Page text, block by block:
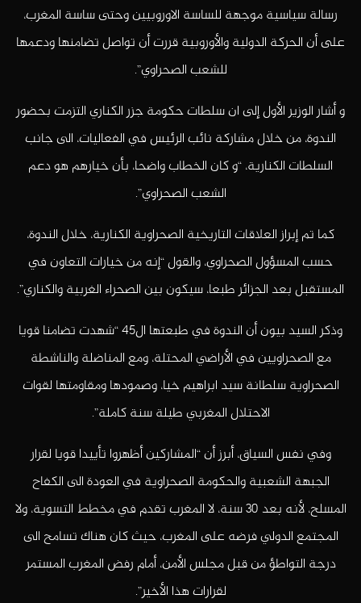
رسالة سياسية موجهة للساسة الاوروبيين وحتى ساسة المغرب،
على أن الحركة الدولية والأوروبية قررت أن تواصل تضامنها ودعمها
للشعب الصحراوي”.
و أشار الوزير الأول إلى ان سلطات حكومة جزر الكناري التزمت بحضور
الندوة، من خلال مشاركة نائب الرئيس في الفعاليات، الى جانب
السلطات الكنارية، “و كان الخطاب واضحا، بأن خيارهم هو دعم
الشعب الصحراوي”.
كما تم إبراز العلاقات التاريخية الصحراوية الكنارية، خلال الندوة،
حسب المسؤول الصحراوي، والقول “إنه من خيارات التعاون في
المستقبل بعد الجزائر طبعا، سيكون بين الصحراء الغربية والكناري”.
وذكر السيد بيون أن الندوة في طبعتها ال45 “شهدت تضامنا قويا
مع الصحراويين في الأراضي المحتلة، ومع المناضلة والناشطة
الصحراوية سلطانة سيد ابراهيم خيا، وصمودها ومقاومتها لقوات
الاحتلال المغربي طيلة سنة كاملة”.
وفي نفس السياق، أبرز أن “المشاركين أظهروا تأييدا قويا لقرار
الجبهة الشعبية والحكومة الصحراوية في العودة الى الكفاح
المسلح، لأنه بعد 30 سنة، لا المغرب تقدم في مخطط التسوية، ولا
المجتمع الدولي فرضه على المغرب، حيث كان هناك تسامح الى
درجة التواطؤ من قبل مجلس الأمن، أمام رفض المغرب المستمر
لقرارات هذا الأخير”.